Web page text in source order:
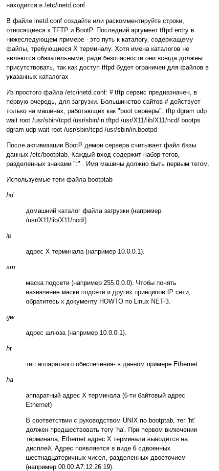
находится в /etc/inetd.conf.
В файле inetd.conf создайте или раскомментируйте строки,
относящиеся к TFTP и BootP. Последний аргумент tftpd entry в
нижеследующем примере - это путь к каталогу, содержащему
файлы, требующиеся Х терминалу. Хотя имена каталогов не
являются обязательными, ради безопасности они всегда должны
присутствовать, так как доступ tftpd будет ограничен для файлов в
указанных каталогах
Из простого файла /etc/inetd.conf: # tftp сервис предназначен, в
первую очередь, для загрузки. Большинство сайтов # действует
только на машинах, работающих как "boot серверы". tftp dgram udp
wait root /usr/sbin/tcpd /usr/sbin/in.tftpd /usr/X11/lib/X11/ncd/ bootps
dgram udp wait root /usr/sbin/tcpd /usr/sbin/in.bootpd
После активизации BootP демон сервера считывает файл базы
данных /etc/bootptab. Каждый вход содержит набор тегов,
разделенных знаками ":" . Имя машины должно быть первым тегом.
Используемые теги файла bootptab
hd
домашний каталог файла загрузки (например
/usr/X11/lib/X11/ncd/).
ip
адрес Х терминала (например 10.0.0.1).
sm
маска подсети (например 255.0.0.0). Чтобы понять
назначение маски подсети и других принципов IP сети,
обратитесь к документу HOWTO по Linux NET-3.
gw
адрес шлюза (например 10.0.0.1).
ht
тип аппаратного обеспечения- в данном примере Ethernet
ha
аппаратный адрес Х терминала (6-ти байтовый адрес
Ethernet)
В соответствии с руководством UNIX по bootptab, тег 'ht'
должен предшествовать тегу 'ha'. При первом включении
терминала, Ethernet адрес Х терминала выводится на
дисплей. Адрес появляется в виде 6 сдвоенных
шестнадцатеричных чисел, разделенных двоеточием
(например 00:00:A7:12:26:19).